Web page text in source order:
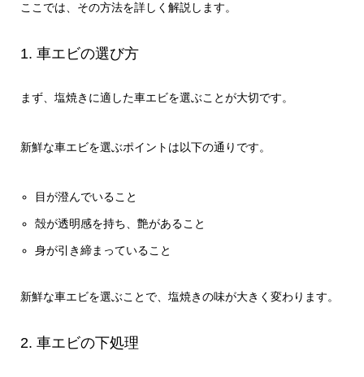
ここでは、その方法を詳しく解説します。
1. 車エビの選び方
まず、塩焼きに適した車エビを選ぶことが大切です。
新鮮な車エビを選ぶポイントは以下の通りです。
目が澄んでいること
殻が透明感を持ち、艶があること
身が引き締まっていること
新鮮な車エビを選ぶことで、塩焼きの味が大きく変わります。
2. 車エビの下処理